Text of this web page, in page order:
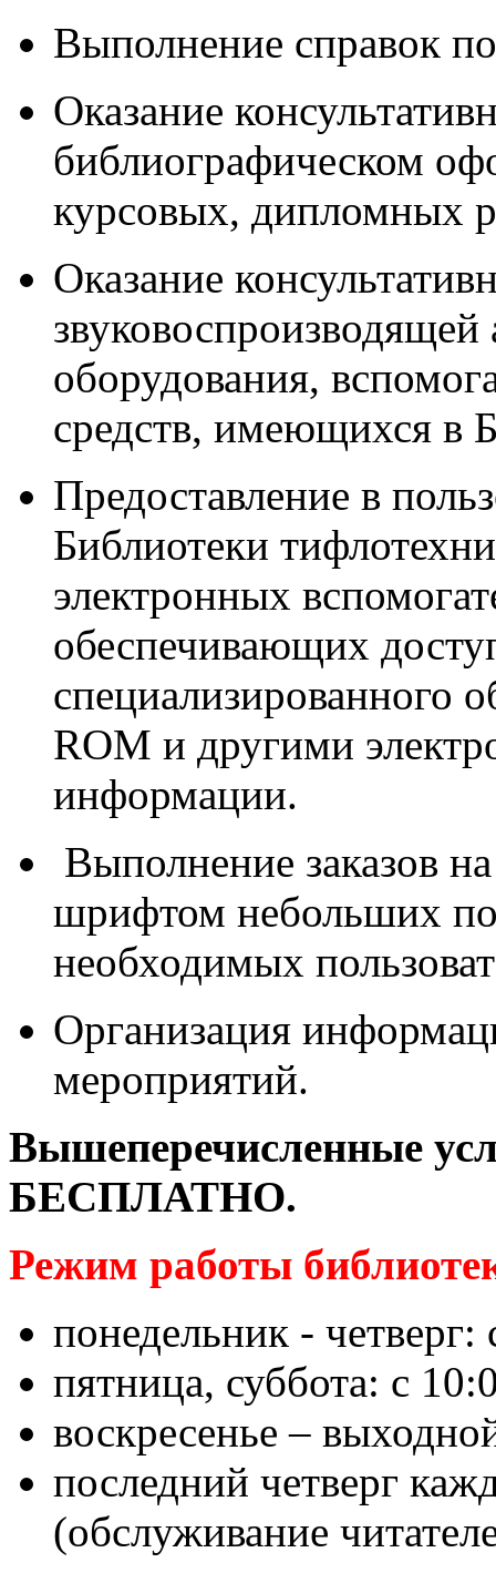
Выполнение справок
Оказание
библиографическом
курсовых, дипломных
Оказание
оборудования,
средств, имеющихся в
Предоставление в
Библиотеки
электронных
обеспечивающих
специализированного
ROM и другими
информации.
Выполнение заказов
шрифтом небольших
необходимых
Организация
мероприятий.
Вышеперечисленные
БЕСПЛАТНО.
Режим работы
понедельник -
пятница, суббота: с
воскресенье –
последний четверг
(обслуживание